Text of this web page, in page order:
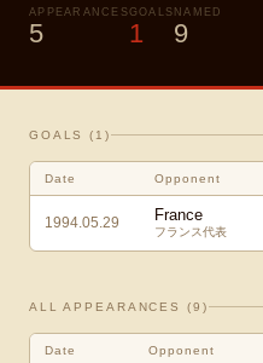
APPEARANCES
5
GOALS
1
NAMED
9
GOALS ( 1 )
Date Opponent
1994.05.29 France
フランス代表
ALL APPEARANCES (9 )
Date Opponent